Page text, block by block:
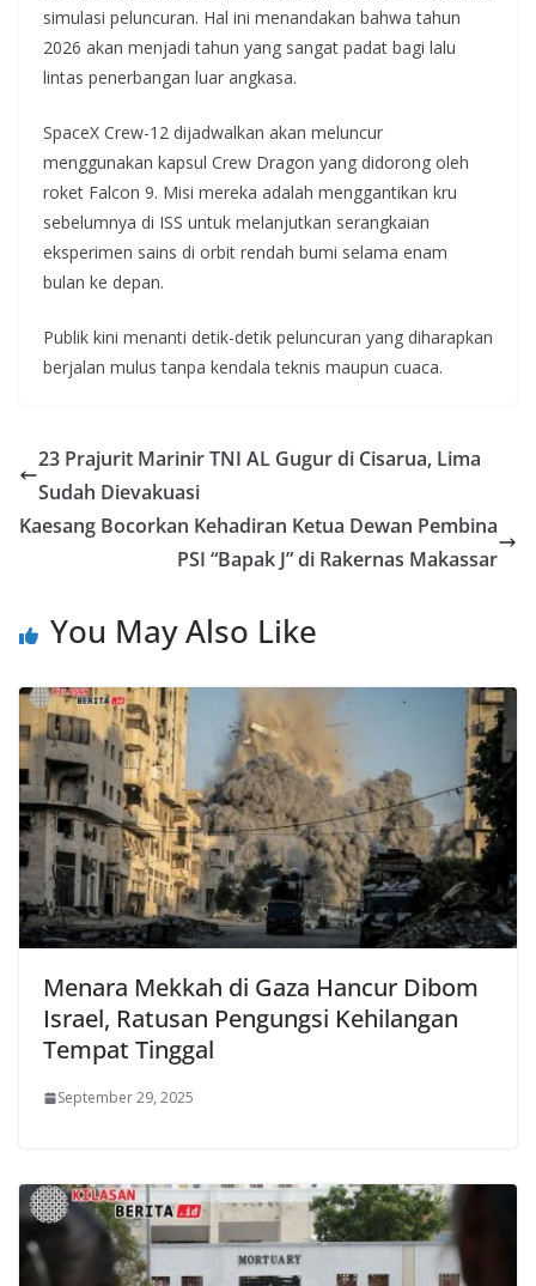
simulasi peluncuran. Hal ini menandakan bahwa tahun
2026 akan menjadi tahun yang sangat padat bagi lalu
lintas penerbangan luar angkasa.
SpaceX Crew-12 dijadwalkan akan meluncur
menggunakan kapsul Crew Dragon yang didorong oleh
roket Falcon 9. Misi mereka adalah menggantikan kru
sebelumnya di ISS untuk melanjutkan serangkaian
eksperimen sains di orbit rendah bumi selama enam
bulan ke depan.
Publik kini menanti detik-detik peluncuran yang diharapkan
berjalan mulus tanpa kendala teknis maupun cuaca.
23 Prajurit Marinir TNI AL Gugur di Cisarua, Lima
Sudah Dievakuasi
Kaesang Bocorkan Kehadiran Ketua Dewan Pembina
PSI “Bapak J” di Rakernas Makassar
You May Also Like
Menara Mekkah di Gaza Hancur Dibom
Israel, Ratusan Pengungsi Kehilangan
Tempat Tinggal
September 29, 2025